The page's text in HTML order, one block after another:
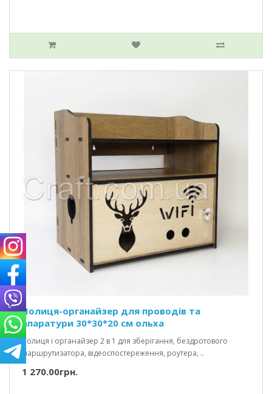
Полиця-органайзер для проводів та
апаратури 30*30*20 см ольха
Полиця і органайзер 2 в 1 для зберігання, бездротового
маршрутизатора, відеоспостереження, роутера, ..
1 270.00грн.